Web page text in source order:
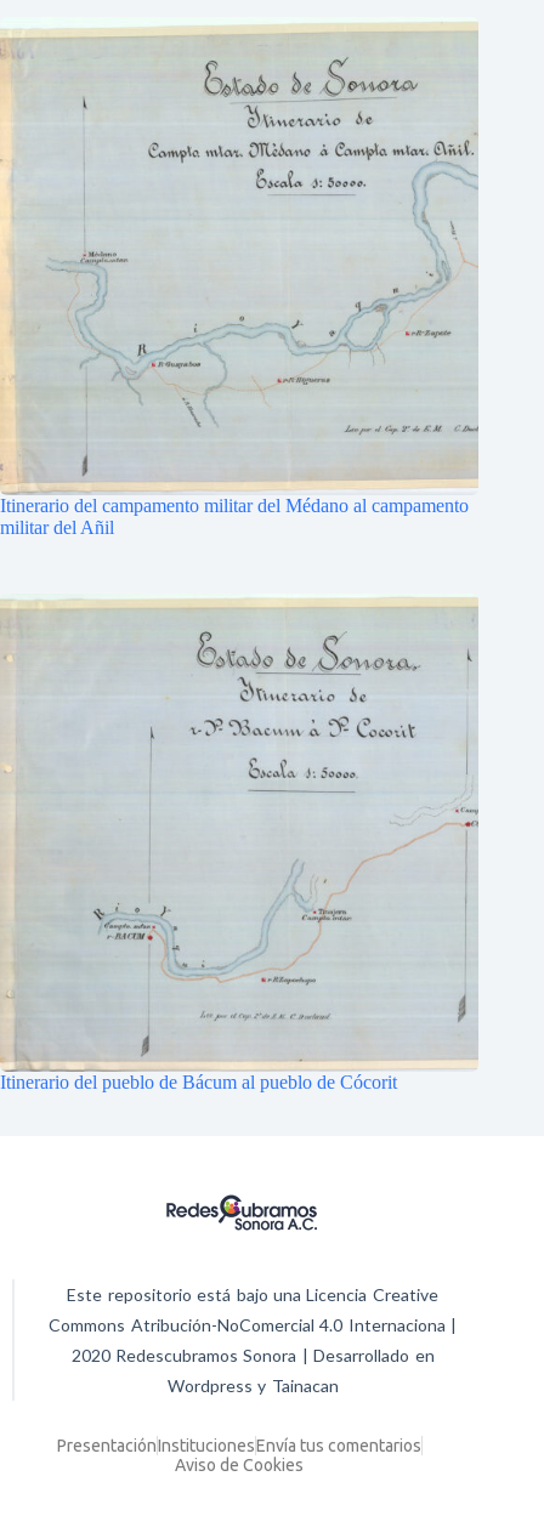
Itinerario del campamento militar del Médano al campamento
militar del Añil
Itinerario del pueblo de Bácum al pueblo de Cócorit
Este repositorio está bajo una Licencia Creative
Commons Atribución-NoComercial 4.0 Internaciona |
2020 Redescubramos Sonora | Desarrollado en
Wordpress y Tainacan
PresentaciónInstitucionesEnvía tus comentarios
Aviso de Cookies